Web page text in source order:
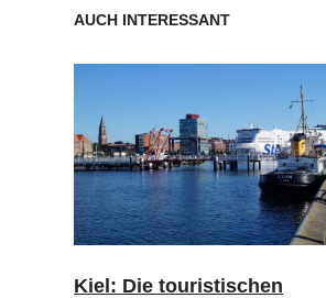
AUCH INTERESSANT
Kiel: Die touristischen